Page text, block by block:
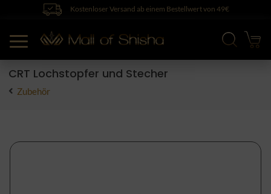
Kostenloser Versand ab einem Bestellwert von 49€
CRT Lochstopfer und Stecher
Zubehör